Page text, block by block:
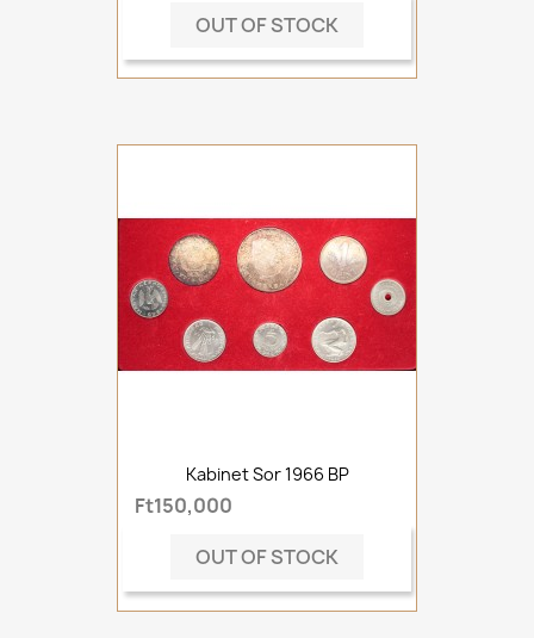
OUT OF STOCK
Kabinet Sor 1966 BP
Ft150,000
OUT OF STOCK